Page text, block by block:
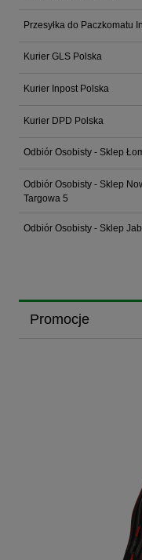
Przesyłka do Paczkomatu
Kurier GLS Polska
Kurier Inpost Polska
Kurier DPD Polska
Odbiór Osobisty - Sklep
Odbiór Osobisty - Sklep
Targowa 5
Odbiór Osobisty - Sklep
Promocje